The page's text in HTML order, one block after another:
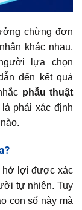
chừng đơn
khác nhau.
lựa chọn
đến kết quả
phẫu thuật
phải xác định
hở lợi được xác
tự nhiên. Tuy
con số này mà